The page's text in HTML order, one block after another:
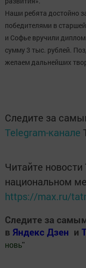
Наши ребята достойно
победителями в
и Софье вручили
сумму 3 тыс. рублей.
желаем дальнейших
Следите за
Telegram-канале
Читайте новости
национальном
https://max.ru/
Следите за
в Яндекс Дзен и
новь"